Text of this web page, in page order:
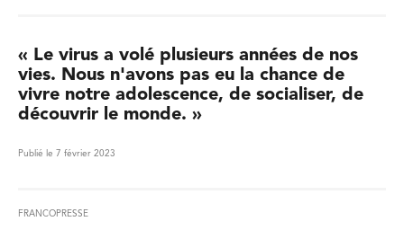
« Le virus a volé plusieurs années de nos
vies. Nous n'avons pas eu la chance de
vivre notre adolescence, de socialiser, de
découvrir le monde. »
Publié le 7 février 2023
FRANCOPRESSE